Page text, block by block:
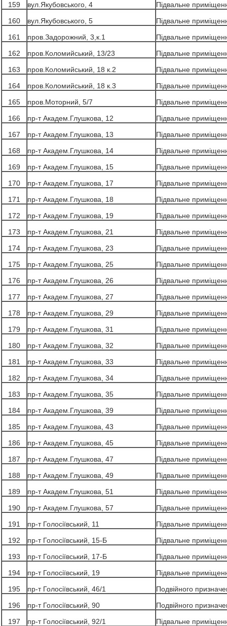
159
вул.Якубовського, 4
Підвальне
160
вул.Якубовського, 5
Підвальне
161
пров.Задорожний, 3,к.1
Підвальне
162
пров.Коломийський, 13/23
Підвальне
163
пров.Коломийський, 18 к.2
Підвальне
164
пров.Коломийський, 18 к.3
Підвальне
165
пров.Моторний, 5/7
Підвальне
166
пр-т Академ.Глушкова, 12
Підвальне
167
пр-т Академ.Глушкова, 13
Підвальне
168
пр-т Академ.Глушкова, 14
Підвальне
169
пр-т Академ.Глушкова, 15
Підвальне
170
пр-т Академ.Глушкова, 17
Підвальне
171
пр-т Академ.Глушкова, 18
Підвальне
172
пр-т Академ.Глушкова, 19
Підвальне
173
пр-т Академ.Глушкова, 21
Підвальне
174
пр-т Академ.Глушкова, 23
Підвальне
175
пр-т Академ.Глушкова, 25
Підвальне
176
пр-т Академ.Глушкова, 26
Підвальне
177
пр-т Академ.Глушкова, 27
Підвальне
178
пр-т Академ.Глушкова, 29
Підвальне
179
пр-т Академ.Глушкова, 31
Підвальне
180
пр-т Академ.Глушкова, 32
Підвальне
181
пр-т Академ.Глушкова, 33
Підвальне
182
пр-т Академ.Глушкова, 34
Підвальне
183
пр-т Академ.Глушкова, 35
Підвальне
184
пр-т Академ.Глушкова, 39
Підвальне
185
пр-т Академ.Глушкова, 43
Підвальне
186
пр-т Академ.Глушкова, 45
Підвальне
187
пр-т Академ.Глушкова, 47
Підвальне
188
пр-т Академ.Глушкова, 49
Підвальне
189
пр-т Академ.Глушкова, 51
Підвальне
190
пр-т Академ.Глушкова, 57
Підвальне
191
пр-т Голосіївський, 11
Підвальне
192
пр-т Голосіївський, 15-Б
Підвальне
193
пр-т Голосіївський, 17-Б
Підвальне
194
пр-т Голосіївський, 19
Підвальне
195
пр-т Голосіївський, 46/1
Подвійного
196
пр-т Голосіївський, 90
Подвійного
197
пр-т Голосіївський, 92/1 Підвальне